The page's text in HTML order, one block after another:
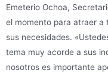
Emeterio Ochoa,
el momento para atraer a
sus necesidades.
tema muy acorde a sus
nosotros es importante